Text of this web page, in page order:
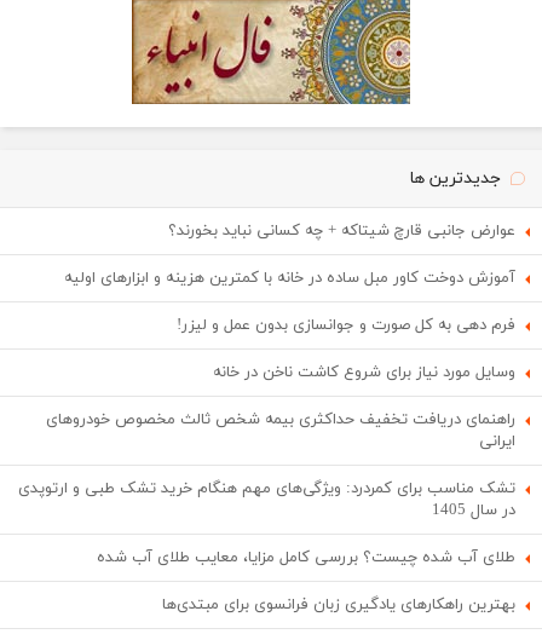
جدیدترین ها
عوارض جانبی قارچ شیتاکه + چه کسانی نباید بخورند؟
آموزش دوخت کاور مبل ساده در خانه با کمترین هزینه و ابزارهای اولیه
فرم دهی به کل صورت و جوانسازی بدون عمل و لیزر!
وسایل مورد نیاز برای شروع کاشت ناخن در خانه
راهنمای دریافت تخفیف حداکثری بیمه شخص ثالث مخصوص خودروهای
ایرانی
تشک مناسب برای کمردرد: ویژگی‌های مهم هنگام خرید تشک طبی و ارتوپدی
در سال 1405
طلای آب شده چیست؟ بررسی کامل مزایا، معایب طلای آب شده
بهترین راهکارهای یادگیری زبان فرانسوی برای مبتدی‌ها